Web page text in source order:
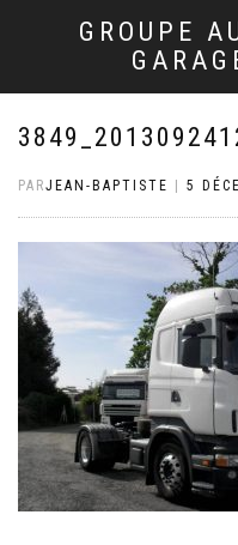
GROUPE
PARJEAN-BAPTISTE 5